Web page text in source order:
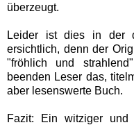
überzeugt.
Leider ist dies in der
ersichtlich, denn der
"fröhlich und
beenden Leser das,
aber lesenswerte Buch.
Fazit: Ein witziger und